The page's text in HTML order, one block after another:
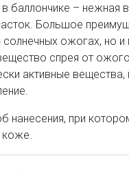
баллончике – нежная
Большое
ожогах, но и
спрея от
активные
нанесения, при